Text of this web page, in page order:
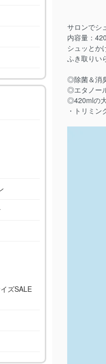
サロンでシ
内容量：
シュッとか
ふき取りい
◎除菌＆消
◎エタノー
◎420mlの
・トリミ
ズSALE